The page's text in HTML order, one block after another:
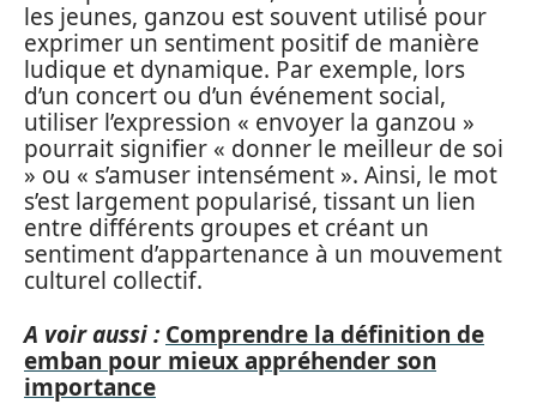
les jeunes, ganzou est souvent utilisé pour
exprimer un sentiment positif de manière
ludique et dynamique. Par exemple, lors
d’un concert ou d’un événement social,
utiliser l’expression « envoyer la ganzou »
pourrait signifier « donner le meilleur de soi
» ou « s’amuser intensément ». Ainsi, le mot
s’est largement popularisé, tissant un lien
entre différents groupes et créant un
sentiment d’appartenance à un mouvement
culturel collectif.
A voir aussi : Comprendre la définition de
emban pour mieux appréhender son
importance